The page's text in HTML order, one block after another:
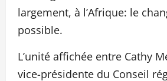
largement, à l’Afrique: le
possible.
L’unité affichée entre Cathy
vice-présidente du Conseil